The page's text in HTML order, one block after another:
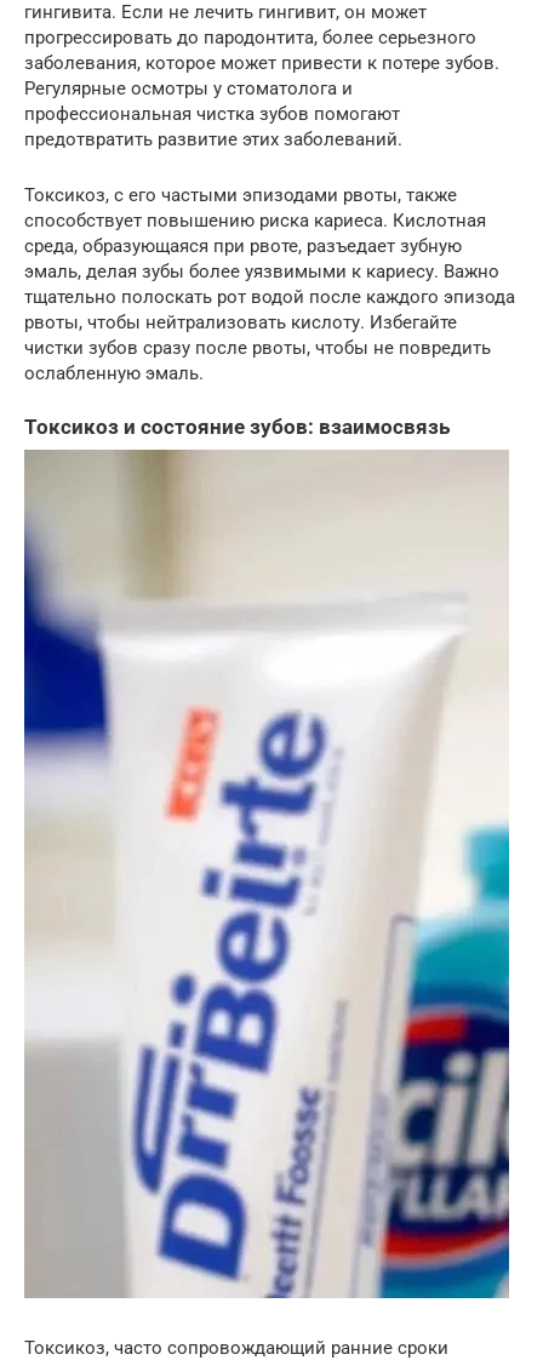
гингивита. Если не лечить гингивит, он может
прогрессировать до пародонтита, более серьезного
заболевания, которое может привести к потере зубов.
Регулярные осмотры у стоматолога и
профессиональная чистка зубов помогают
предотвратить развитие этих заболеваний.
Токсикоз, с его частыми эпизодами рвоты, также
способствует повышению риска кариеса. Кислотная
среда, образующаяся при рвоте, разъедает зубную
эмаль, делая зубы более уязвимыми к кариесу. Важно
тщательно полоскать рот водой после каждого эпизода
рвоты, чтобы нейтрализовать кислоту. Избегайте
чистки зубов сразу после рвоты, чтобы не повредить
ослабленную эмаль.
Токсикоз и состояние зубов: взаимосвязь
Токсикоз, часто сопровождающий ранние сроки